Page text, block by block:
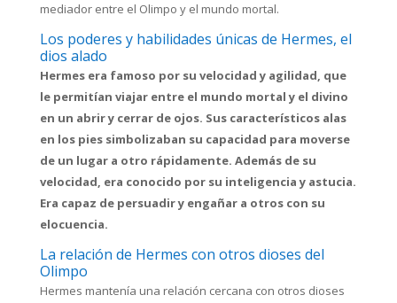
mediador entre el Olimpo y el mundo mortal.
Los poderes y habilidades únicas de Hermes, el
dios alado
Hermes era famoso por su velocidad y agilidad, que
le permitían viajar entre el mundo mortal y el divino
en un abrir y cerrar de ojos. Sus característicos alas
en los pies simbolizaban su capacidad para moverse
de un lugar a otro rápidamente. Además de su
velocidad, era conocido por su inteligencia y astucia.
Era capaz de persuadir y engañar a otros con su
elocuencia.
La relación de Hermes con otros dioses del
Olimpo
Hermes mantenía una relación cercana con otros dioses